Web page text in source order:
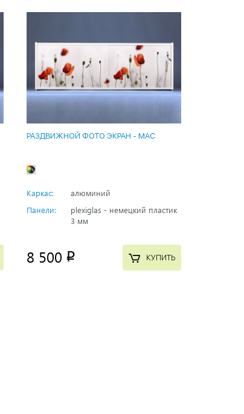
РАЗДВИЖНОЙ ФОТО ЭКРАН - MAC
Каркас:
алюминий
Панели:
plexiglas - немецкий пластик
3 мм
8 500 p КУПИТЬ